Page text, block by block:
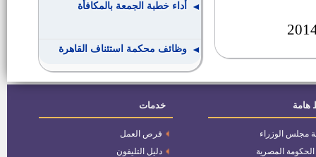
أداء خطبة الجمعة بالمكافأة
وظائف محكمة استئناف القاهرة
الجاهزة
الاحتياجات الخاصة
هامة
مجلس الوزراء
الحكومة المصرية
خدمات
فرص العمل
دليل التليفون